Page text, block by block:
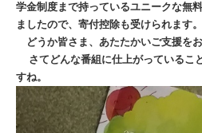
学金制度まで持っているユニークな無
ましたので、寄付控除も受けられます。
どうか皆さま、あたたかいご支援をお
さてどんな番組に仕上がっているこ
すね。